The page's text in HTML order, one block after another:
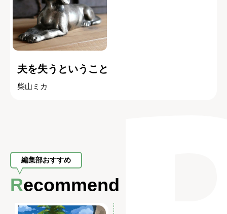
夫を失うということ
柴山ミカ
編集部おすすめ
Recommend